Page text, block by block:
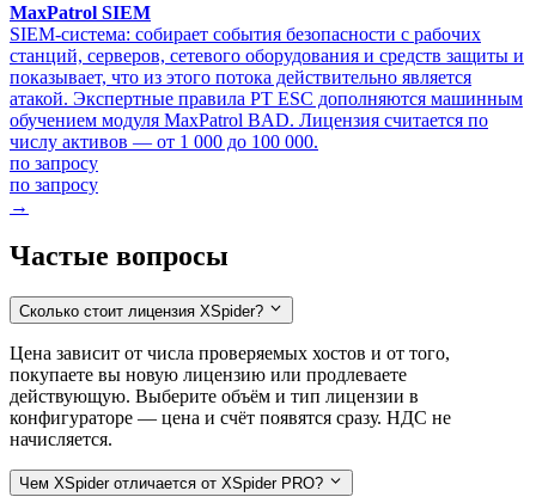
MaxPatrol SIEM
SIEM-система: собирает события безопасности с рабочих
станций, серверов, сетевого оборудования и средств защиты и
показывает, что из этого потока действительно является
атакой. Экспертные правила PT ESC дополняются машинным
обучением модуля MaxPatrol BAD. Лицензия считается по
числу активов — от 1 000 до 100 000.
по запросу
по запросу
→
Частые вопросы
Сколько стоит лицензия XSpider?
Цена зависит от числа проверяемых хостов и от того,
покупаете вы новую лицензию или продлеваете
действующую. Выберите объём и тип лицензии в
конфигураторе — цена и счёт появятся сразу. НДС не
начисляется.
Чем XSpider отличается от XSpider PRO?